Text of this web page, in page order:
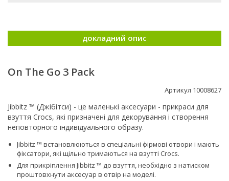
докладний опис
On The Go 3 Pack
Артикул 10008627
Jibbitz ™ (Джібітси) - це маленькі аксесуари - прикраси для
взуття Crocs, які призначені для декорування і створення
неповторного індивідуального образу.
Jibbitz ™ встановлюються в спеціальні фірмові отвори і мають
фіксатори, які щільно тримаються на взутті Сrocs.
Для прикріплення Jibbitz ™ до взуття, необхідно з натиском
проштовхнути аксесуар в отвір на моделі.